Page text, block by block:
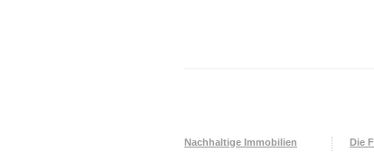
Nachhaltige Immobilien Die